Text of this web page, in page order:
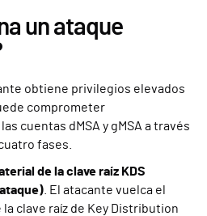
un ataque
obtiene privilegios elevados
comprometer
cuentas dMSA y gMSA a través
fases.
de la clave raíz KDS
. El atacante vuelca el
clave raíz de Key Distribution